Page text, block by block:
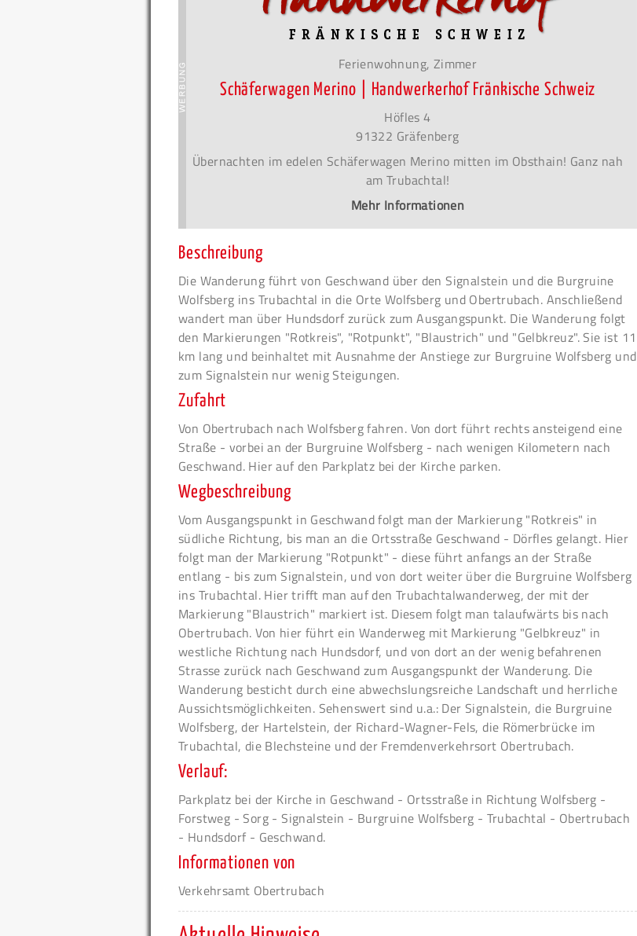
Ferienwohnung, Zimmer
Schäferwagen Merino | Handwerkerhof Fränkische Schweiz
Höfles 4
91322 Gräfenberg
Übernachten im edelen Schäferwagen Merino mitten im Obsthain! Ganz nah
am Trubachtal!
Mehr Informationen
Beschreibung
Die Wanderung führt von Geschwand über den Signalstein und die Burgruine
Wolfsberg ins Trubachtal in die Orte Wolfsberg und Obertrubach. Anschließend
wandert man über Hundsdorf zurück zum Ausgangspunkt. Die Wanderung folgt
den Markierungen "Rotkreis", "Rotpunkt", "Blaustrich" und "Gelbkreuz". Sie ist 11
km lang und beinhaltet mit Ausnahme der Anstiege zur Burgruine Wolfsberg und
zum Signalstein nur wenig Steigungen.
Zufahrt
Von Obertrubach nach Wolfsberg fahren. Von dort führt rechts ansteigend eine
Straße - vorbei an der Burgruine Wolfsberg - nach wenigen Kilometern nach
Geschwand. Hier auf den Parkplatz bei der Kirche parken.
Wegbeschreibung
Vom Ausgangspunkt in Geschwand folgt man der Markierung "Rotkreis" in
südliche Richtung, bis man an die Ortsstraße Geschwand - Dörfles gelangt. Hier
folgt man der Markierung "Rotpunkt" - diese führt anfangs an der Straße
entlang - bis zum Signalstein, und von dort weiter über die Burgruine Wolfsberg
ins Trubachtal. Hier trifft man auf den Trubachtalwanderweg, der mit der
Markierung "Blaustrich" markiert ist. Diesem folgt man talaufwärts bis nach
Obertrubach. Von hier führt ein Wanderweg mit Markierung "Gelbkreuz" in
westliche Richtung nach Hundsdorf, und von dort an der wenig befahrenen
Strasse zurück nach Geschwand zum Ausgangspunkt der Wanderung. Die
Wanderung besticht durch eine abwechslungsreiche Landschaft und herrliche
Aussichtsmöglichkeiten. Sehenswert sind u.a.: Der Signalstein, die Burgruine
Wolfsberg, der Hartelstein, der Richard-Wagner-Fels, die Römerbrücke im
Trubachtal, die Blechsteine und der Fremdenverkehrsort Obertrubach.
Verlauf:
Parkplatz bei der Kirche in Geschwand - Ortsstraße in Richtung Wolfsberg -
Forstweg - Sorg - Signalstein - Burgruine Wolfsberg - Trubachtal - Obertrubach
- Hundsdorf - Geschwand.
Informationen von
Verkehrsamt Obertrubach